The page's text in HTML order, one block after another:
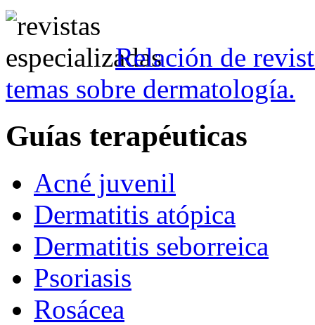
Relación de
temas sobre dermatología.
Guías terapéuticas
Acné juvenil
Dermatitis atópica
Dermatitis seborreica
Psoriasis
Rosácea